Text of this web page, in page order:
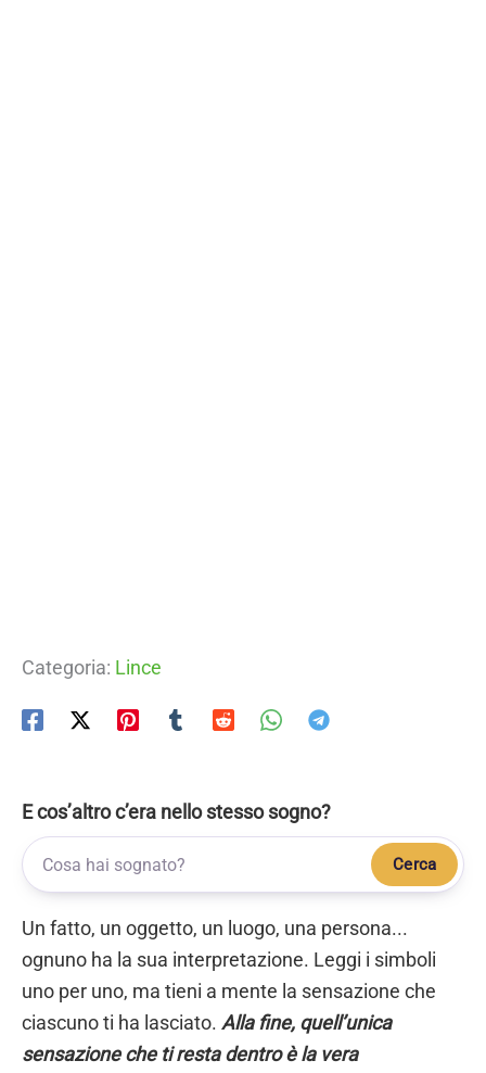
Categoria: Lince
E cos’altro c’era nello stesso sogno?
Cerca
Un fatto, un oggetto, un luogo, una persona...
ognuno ha la sua interpretazione. Leggi i simboli
uno per uno, ma tieni a mente la sensazione che
ciascuno ti ha lasciato. Alla fine, quell’unica
sensazione che ti resta dentro è la vera